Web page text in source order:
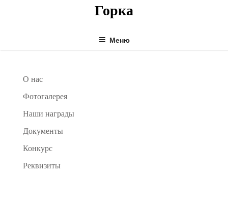
Горка
Меню
О нас
Фотогалерея
Наши награды
Документы
Конкурс
Реквизиты